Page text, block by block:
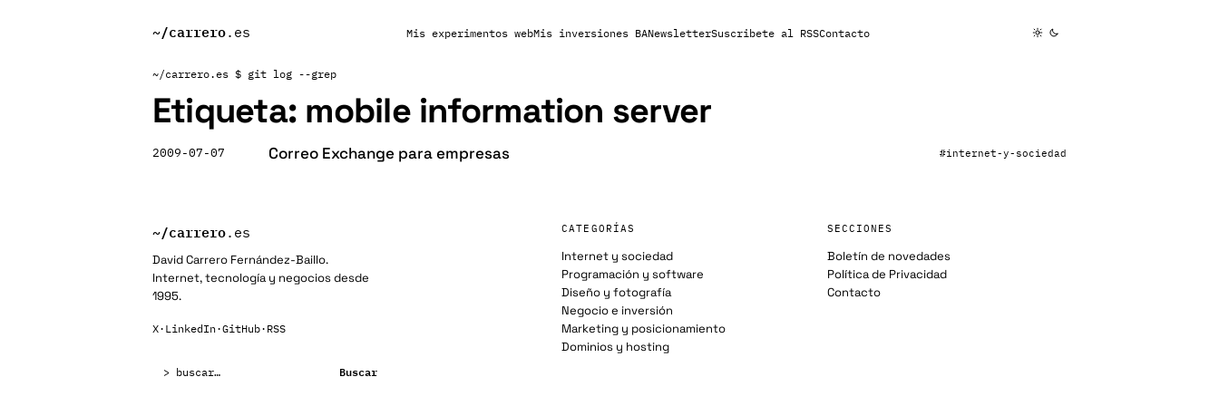
~/carrero.es Mis experimentos webMis inversiones BANewsletterSuscribete al RSSContacto
~/carrero.es $ git log --grep
Etiqueta: mobile information server
2009-07-07 Correo Exchange para empresas #internet-y-sociedad
~/carrero.es
David Carrero Fernández-Baillo.
Internet, tecnología y negocios desde
1995.
X· LinkedIn·GitHub· RSS
Buscar
CATEGORÍAS
Internet y sociedad
Programación y software
Diseño y fotografía
Negocio e inversión
Marketing y posicionamiento
Dominios y hosting
SECCIONES
Boletín de novedades
Política de Privacidad
Contacto